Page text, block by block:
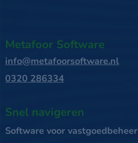
Metafoor Software
info@metafoorsoftware.nl
0320 286334
Snel navigeren
Software voor vastgoedbeheer